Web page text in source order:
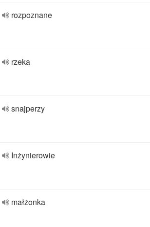
rozpoznane
rzeka
snajperzy
Inżynierowie
małżonka